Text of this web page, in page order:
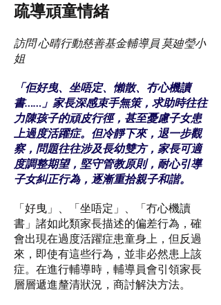
疏導頑童情緒
訪問 心晴行動慈善基金輔導員 莫廸瑩小
姐
「佢好曳、坐唔定、懶散、冇心機讀
書……」家長深感束手無策，求助時往往
力陳孩子的頑皮行徑，甚至憂慮子女患
上過度活躍症。但冷靜下來，退一步觀
察，問題往往涉及長幼雙方，家長可適
度調整期望，堅守管教原則，耐心引導
子女糾正行為，逐漸重拾親子和諧。
「好曳」、「坐唔定」、「冇心機讀
書」諸如此類家長描述的偏差行為，確
會出現在過度活躍症患童身上，但反過
來，即使有這些行為，並非必然患上該
症。在進行輔導時，輔導員會引領家長
層層遞進釐清狀況，商討解決方法。